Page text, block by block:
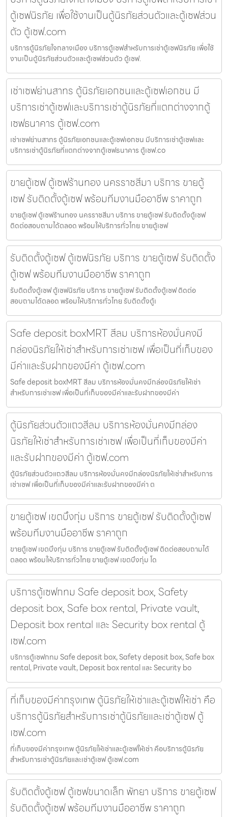
ตู้เซฟนิรภัย เพื่อใช้งานเป็นตู้นิรภัยส่วนตัวและตู้เซฟส่วน
ตัว ตู้เซฟ.com
บริการตู้นิรภัยใจกลางเมือง บริการตู้เซฟสำหรับการเช่าตู้เซฟนิรภัย เพื่อใช้
งานเป็นตู้นิรภัยส่วนตัวและตู้เซฟส่วนตัว ตู้เซฟ.
เช่าเซฟย่านสาทร ตู้นิรภัยเอกชนและตู้เซฟเอกชน มี
บริการเช่าตู้เซฟและบริการเช่าตู้นิรภัยที่แตกต่างจากตู้
เซฟธนาคาร ตู้เซฟ.com
เช่าเซฟย่านสาทร ตู้นิรภัยเอกชนและตู้เซฟเอกชน มีบริการเช่าตู้เซฟและ
บริการเช่าตู้นิรภัยที่แตกต่างจากตู้เซฟธนาคาร ตู้เซฟ.co
ขายตู้เซฟ ตู้เซฟร้านทอง นครราชสีมา บริการ ขายตู้
เซฟ รับติดตั้งตู้เซฟ พร้อมทีมงานมืออาชีพ ราคาถูก
ขายตู้เซฟ ตู้เซฟร้านทอง นครราชสีมา บริการ ขายตู้เซฟ รับติดตั้งตู้เซฟ
ติดต่อสอบถามได้ตลอด พร้อมให้บริการทั่วไทย ขายตู้เซฟ
รับติดตั้งตู้เซฟ ตู้เซฟนิรภัย บริการ ขายตู้เซฟ รับติดตั้ง
ตู้เซฟ พร้อมทีมงานมืออาชีพ ราคาถูก
รับติดตั้งตู้เซฟ ตู้เซฟนิรภัย บริการ ขายตู้เซฟ รับติดตั้งตู้เซฟ ติดต่อ
สอบถามได้ตลอด พร้อมให้บริการทั่วไทย รับติดตั้งตู้เ
Safe deposit boxMRT สีลม บริการห้องมั่นคงมี
กล่องนิรภัยให้เช่าสำหรับการเช่าเซฟ เพื่อเป็นที่เก็บของ
มีค่าและรับฝากของมีค่า ตู้เซฟ.com
Safe deposit boxMRT สีลม บริการห้องมั่นคงมีกล่องนิรภัยให้เช่า
สำหรับการเช่าเซฟ เพื่อเป็นที่เก็บของมีค่าและรับฝากของมีค่า
ตู้นิรภัยส่วนตัวแถวสีลม บริการห้องมั่นคงมีกล่อง
นิรภัยให้เช่าสำหรับการเช่าเซฟ เพื่อเป็นที่เก็บของมีค่า
และรับฝากของมีค่า ตู้เซฟ.com
ตู้นิรภัยส่วนตัวแถวสีลม บริการห้องมั่นคงมีกล่องนิรภัยให้เช่าสำหรับการ
เช่าเซฟ เพื่อเป็นที่เก็บของมีค่าและรับฝากของมีค่า ต
ขายตู้เซฟ เขตบึงกุ่ม บริการ ขายตู้เซฟ รับติดตั้งตู้เซฟ
พร้อมทีมงานมืออาชีพ ราคาถูก
ขายตู้เซฟ เขตบึงกุ่ม บริการ ขายตู้เซฟ รับติดตั้งตู้เซฟ ติดต่อสอบถามได้
ตลอด พร้อมให้บริการทั่วไทย ขายตู้เซฟ เขตบึงกุ่ม โด
บริการตู้เซฟกทม Safe deposit box, Safety
deposit box, Safe box rental, Private vault,
Deposit box rental และ Security box rental ตู้
เซฟ.com
บริการตู้เซฟกทม Safe deposit box, Safety deposit box, Safe box
rental, Private vault, Deposit box rental และ Security bo
ที่เก็บของมีค่ากรุงเทพ ตู้นิรภัยให้เช่าและตู้เซฟให้เช่า คือ
บริการตู้นิรภัยสำหรับการเช่าตู้นิรภัยและเช่าตู้เซฟ ตู้
เซฟ.com
ที่เก็บของมีค่ากรุงเทพ ตู้นิรภัยให้เช่าและตู้เซฟให้เช่า คือบริการตู้นิรภัย
สำหรับการเช่าตู้นิรภัยและเช่าตู้เซฟ ตู้เซฟ.com
รับติดตั้งตู้เซฟ ตู้เซฟขนาดเล็ก พัทยา บริการ ขายตู้เซฟ
รับติดตั้งตู้เซฟ พร้อมทีมงานมืออาชีพ ราคาถูก